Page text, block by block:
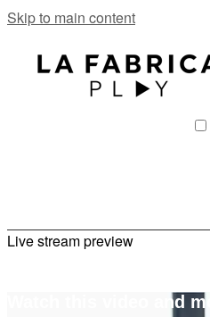
Skip to main content
Live stream preview
Watch this video and